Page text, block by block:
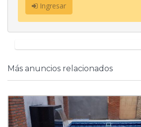
Ingresar
Más anuncios relacionados